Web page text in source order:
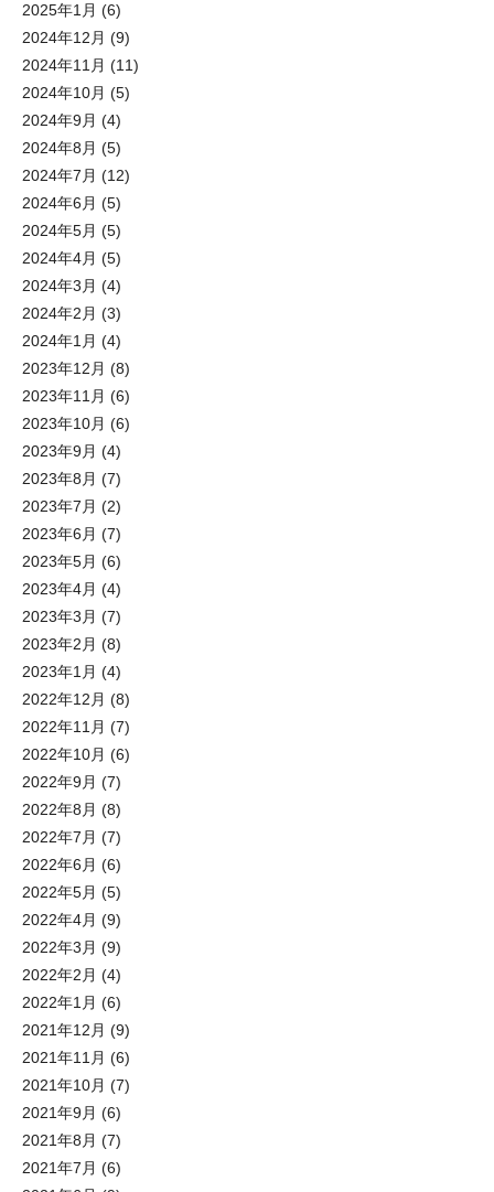
2025年1月 (6)
2024年12月 (9)
2024年11月 (11)
2024年10月 (5)
2024年9月 (4)
2024年8月 (5)
2024年7月 (12)
2024年6月 (5)
2024年5月 (5)
2024年4月 (5)
2024年3月 (4)
2024年2月 (3)
2024年1月 (4)
2023年12月 (8)
2023年11月 (6)
2023年10月 (6)
2023年9月 (4)
2023年8月 (7)
2023年7月 (2)
2023年6月 (7)
2023年5月 (6)
2023年4月 (4)
2023年3月 (7)
2023年2月 (8)
2023年1月 (4)
2022年12月 (8)
2022年11月 (7)
2022年10月 (6)
2022年9月 (7)
2022年8月 (8)
2022年7月 (7)
2022年6月 (6)
2022年5月 (5)
2022年4月 (9)
2022年3月 (9)
2022年2月 (4)
2022年1月 (6)
2021年12月 (9)
2021年11月 (6)
2021年10月 (7)
2021年9月 (6)
2021年8月 (7)
2021年7月 (6)